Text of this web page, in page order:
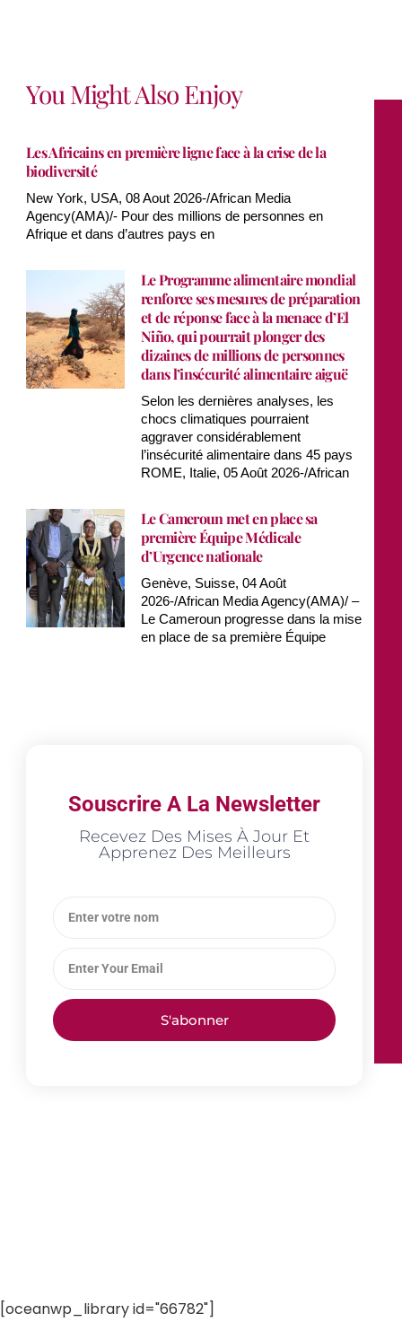
You Might Also Enjoy
Les Africains en première ligne face à la crise de la
biodiversité
New York, USA, 08 Aout 2026-/African Media
Agency(AMA)/- Pour des millions de personnes en
Afrique et dans d’autres pays en
Le Programme alimentaire mondial
renforce ses mesures de préparation
et de réponse face à la menace d’El
Niño, qui pourrait plonger des
dizaines de millions de personnes
dans l’insécurité alimentaire aiguë
Selon les dernières analyses, les
chocs climatiques pourraient
aggraver considérablement
l’insécurité alimentaire dans 45 pays
ROME, Italie, 05 Août 2026-/African
Le Cameroun met en place sa
première Équipe Médicale
d’Urgence nationale
Genève, Suisse, 04 Août
2026-/African Media Agency(AMA)/ –
Le Cameroun progresse dans la mise
en place de sa première Équipe
Souscrire A La Newsletter
Recevez Des Mises À Jour Et
Apprenez Des Meilleurs
S'abonner
[oceanwp_library id="66782"]